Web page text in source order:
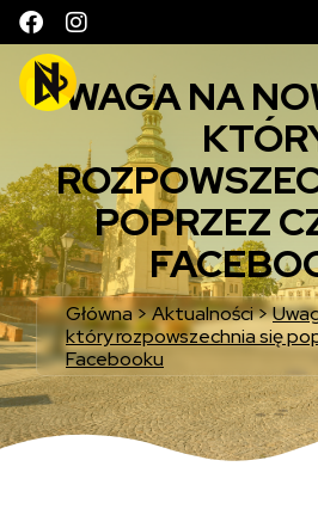
UWAGA NA
POPRZEZ
Główna>Aktualności>
który rozpowszechnia się
Facebooku